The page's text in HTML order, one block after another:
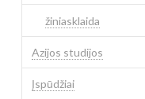
žiniasklaida
Azijos studijos
Įspūdžiai